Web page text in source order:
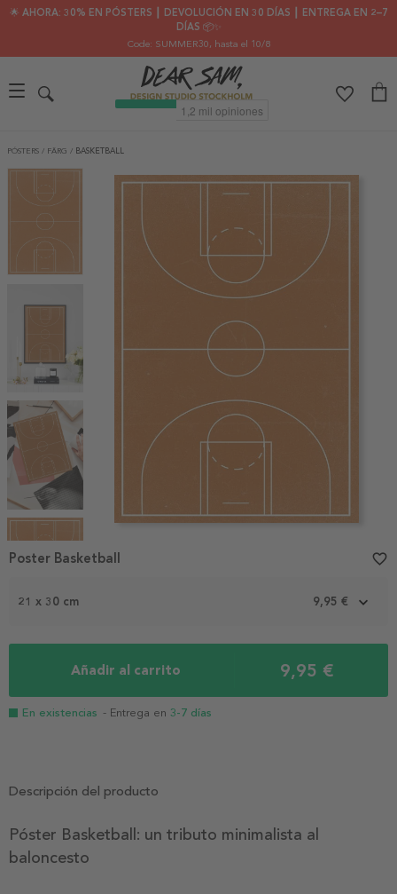
🌟 AHORA: 30% EN PÓSTERS ┃ DEVOLUCIÓN EN 30 DÍAS ┃ ENTREGA EN 2–7
DÍAS 📦✨
Code: SUMMER30, hasta el 10/8
PÓSTERS / FÄRG / BASKETBALL
Item
1
21 x 30 cm 9,95 €
Añadir al carrito 9,95 €
En existencias - Entrega en 3-7 días
Poster Basketball favorite_border
Descripción del producto
Póster Basketball: un tributo minimalista al
baloncesto